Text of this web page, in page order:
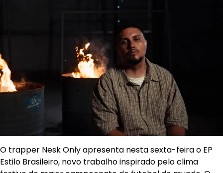
O trapper Nesk Only apresenta nesta sexta-feira o EP
Estilo Brasileiro, novo trabalho inspirado pelo clima